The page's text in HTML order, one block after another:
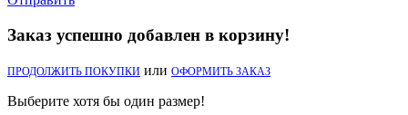
Заказ успешно добавлен в корзину!
ПРОДОЛЖИТЬ ПОКУПКИ или ОФОРМИТЬ ЗАКАЗ
Выберите хотя бы один размер!